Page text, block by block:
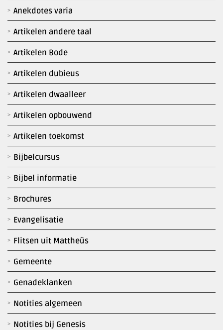
Anekdotes varia
Artikelen andere taal
Artikelen Bode
Artikelen dubieus
Artikelen dwaalleer
Artikelen opbouwend
Artikelen toekomst
Bijbelcursus
Bijbel informatie
Brochures
Evangelisatie
Flitsen uit Mattheüs
Gemeente
Genadeklanken
Notities algemeen
Notities bij Genesis